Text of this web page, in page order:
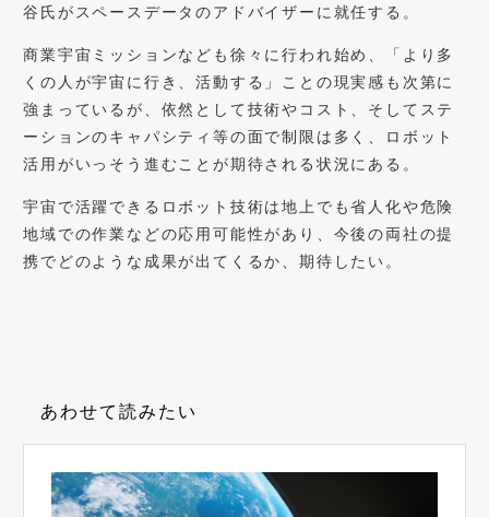
谷氏がスペースデータのアドバイザーに就任する。
商業宇宙ミッションなども徐々に行われ始め、「より多
くの人が宇宙に行き、活動する」ことの現実感も次第に
強まっているが、依然として技術やコスト、そしてステ
ーションのキャパシティ等の面で制限は多く、ロボット
活用がいっそう進むことが期待される状況にある。
宇宙で活躍できるロボット技術は地上でも省人化や危険
地域での作業などの応用可能性があり、今後の両社の提
携でどのような成果が出てくるか、期待したい。
あわせて読みたい